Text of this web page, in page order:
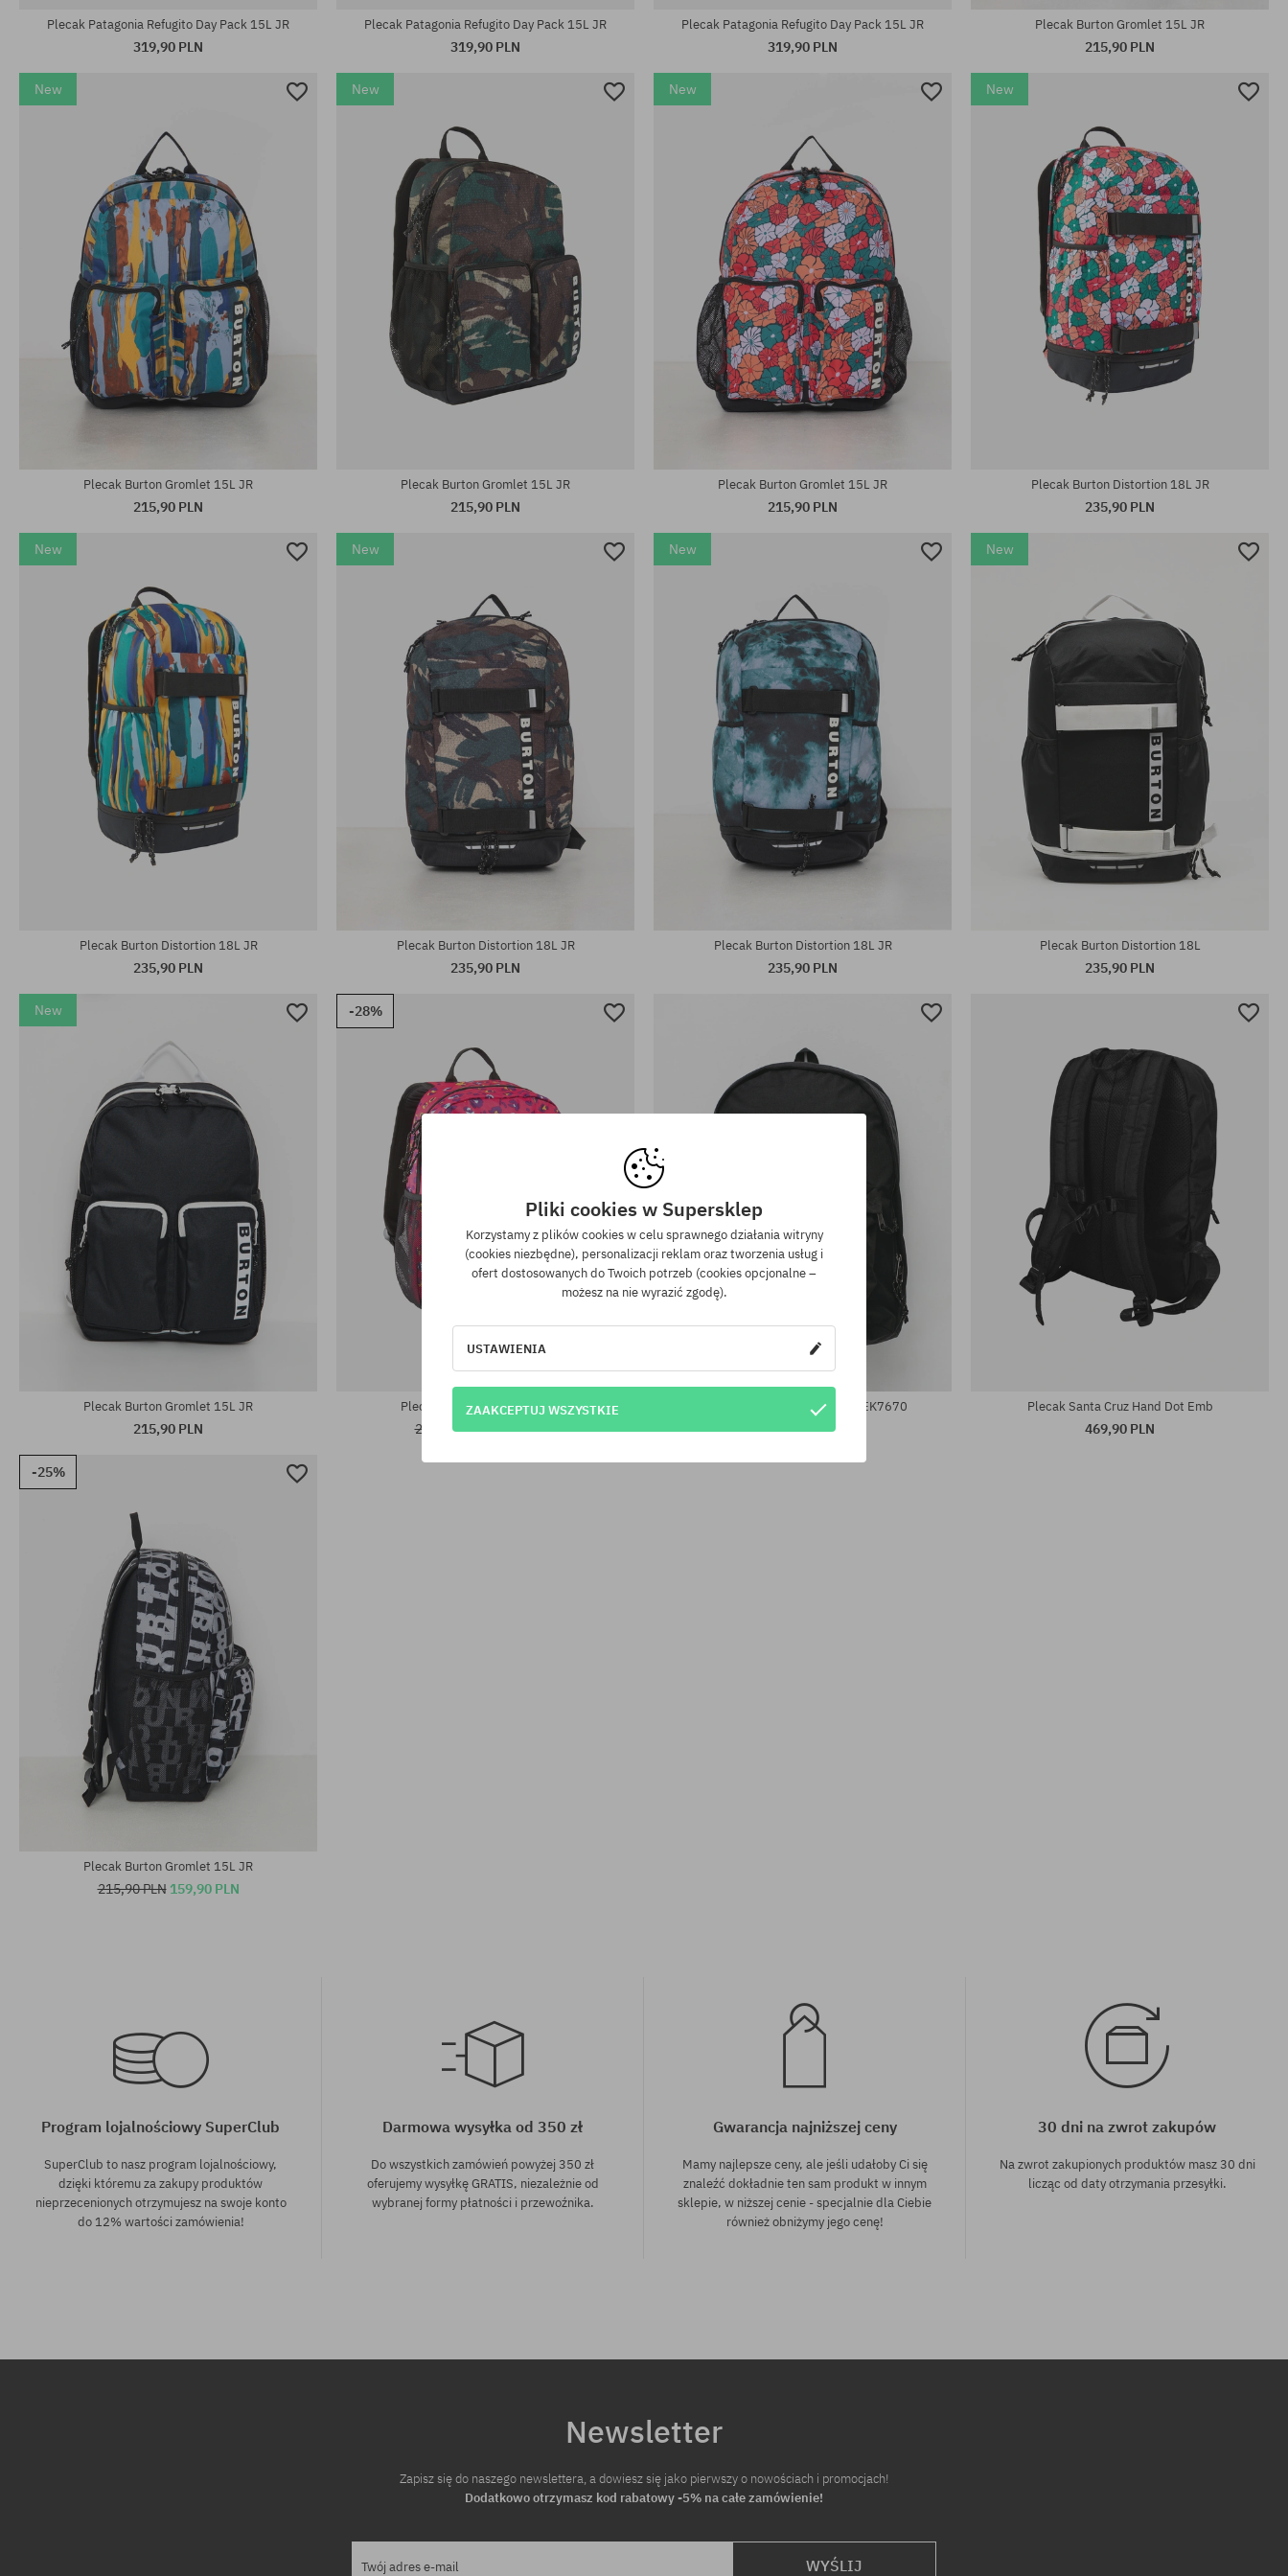
Plecak Patagonia Refugito Day Pack 15L JR
319,90 PLN
Plecak Patagonia Refugito Day Pack 15L JR
319,90 PLN
Plecak Patagonia Refugito Day Pack 15L JR
319,90 PLN
Plecak Burton Gromlet 15L JR
215,90 PLN
New
Plecak Burton Gromlet 15L JR
215,90 PLN
New
Plecak Burton Gromlet 15L JR
215,90 PLN
New
Plecak Burton Gromlet 15L JR
215,90 PLN
New
Plecak Burton Distortion 18L JR
235,90 PLN
New
Plecak Burton Distortion 18L JR
235,90 PLN
New
Plecak Burton Distortion 18L JR
235,90 PLN
New
Plecak Burton Distortion 18L JR
235,90 PLN
New
Plecak Burton Distortion 18L
235,90 PLN
New
Plecak Burton Gromlet 15L JR
215,90 PLN
-28%
Plecak Burton Gromlet 15L JR
209,90 PLN149,90 PLN
Plecak Eastpak Out Of Office EK7670
275,90 PLN
Plecak Santa Cruz Hand Dot Emb
469,90 PLN
-25%
Plecak Burton Gromlet 15L JR
215,90 PLN 159,90 PLN
Program lojalnościowy SuperClub
SuperClub to nasz program lojalnościowy,
dzięki któremu za zakupy produktów
nieprzecenionych otrzymujesz na swoje konto
do 12% wartości zamówienia!
Darmowa wysyłka od 350 zł
Do wszystkich zamówień powyżej 350 zł
oferujemy wysyłkę GRATIS, niezależnie od
wybranej formy płatności i przewoźnika.
Gwarancja najniższej ceny
Mamy najlepsze ceny, ale jeśli udałoby Ci się
znaleźć dokładnie ten sam produkt w innym
sklepie, w niższej cenie - specjalnie dla Ciebie
również obniżymy jego cenę!
30 dni na zwrot zakupów
Na zwrot zakupionych produktów masz 30 dni
licząc od daty otrzymania przesyłki.
Newsletter
Zapisz się do naszego newslettera, a dowiesz się jako pierwszy o nowościach i promocjach!
Dodatkowo otrzymasz kod rabatowy -5% na całe zamówienie!
Twój adres e-mail WYŚLIJ
Pliki cookies w Supersklep
Korzystamy z plików cookies w celu sprawnego działania witryny
(cookies niezbędne), personalizacji reklam oraz tworzenia usług i
ofert dostosowanych do Twoich potrzeb (cookies opcjonalne –
możesz na nie wyrazić zgodę).
USTAWIENIA
ZAAKCEPTUJ WSZYSTKIE